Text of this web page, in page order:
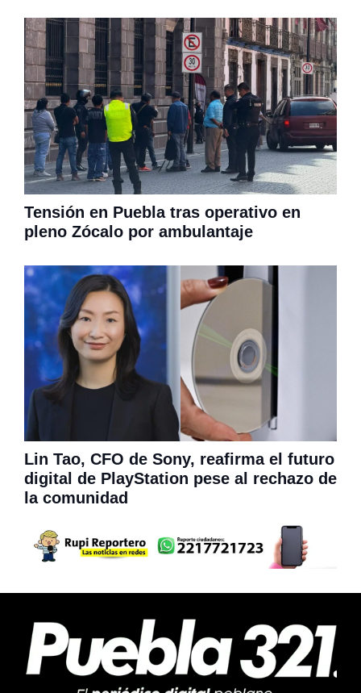
Tensión en Puebla tras operativo en
pleno Zócalo por ambulantaje
Lin Tao, CFO de Sony, reafirma el futuro
digital de PlayStation pese al rechazo de
la comunidad